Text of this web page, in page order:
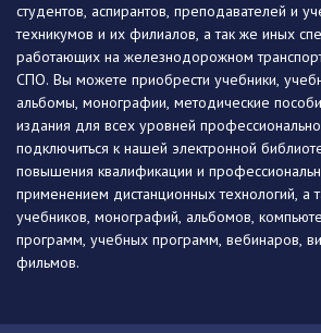
студентов, аспирантов, преподавателей и
техникумов и их филиалов, а так же иных
работающих на железнодорожном
СПО. Вы можете приобрести учебники,
альбомы, монографии, методические
издания для всех уровней
подключиться к нашей электронной
повышения квалификации и
применением дистанционных технологий, а
учебников, монографий, альбомов,
программ, учебных программ, вебинаров,
фильмов.